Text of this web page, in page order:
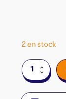
2 en stock
quantité
de
Minute